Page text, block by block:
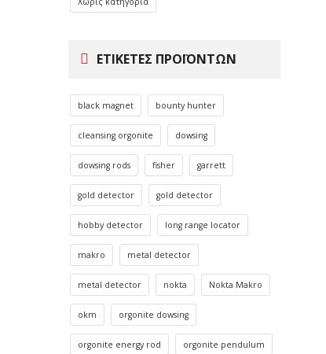
ΕΤΙΚΈΤΕΣ ΠΡΟΪΌΝΤΩΝ
black magnet bounty hunter
cleansing orgonite dowsing
dowsing rods fisher garrett
gold detector gold detector
hobby detector long range locator
makro metal detector
metal detector nokta Nokta Makro
okm orgonite dowsing
orgonite energy rod orgonite pendulum